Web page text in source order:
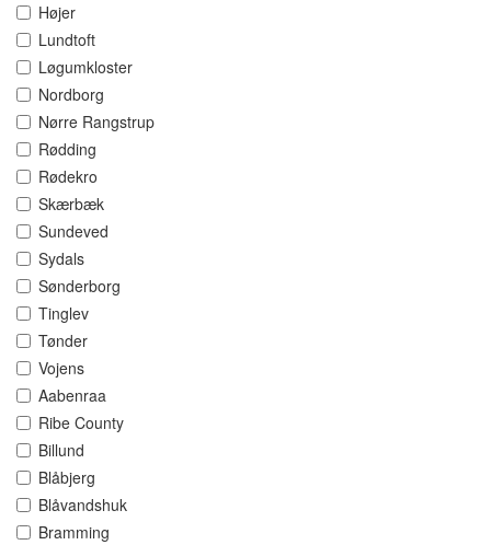
Højer
Lundtoft
Løgumkloster
Nordborg
Nørre Rangstrup
Rødding
Rødekro
Skærbæk
Sundeved
Sydals
Sønderborg
Tinglev
Tønder
Vojens
Aabenraa
Ribe County
Billund
Blåbjerg
Blåvandshuk
Bramming